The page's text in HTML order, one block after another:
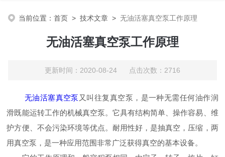
当前位置：首页 >技术文章 >无油活塞真空泵工作原理
无油活塞真空泵工作原理
更新时间：2020-08-24 点击次数：2716
无油活塞真空泵 又叫往复真空泵，是一种无需任何油作润
滑既能运转工作的机械真空泵。它具有结构简单、操作容易、维
护方便、不会污染环境等优点。耐用性好，是抽真空，压缩，两
用真空泵，是一种应用范围非常广泛获得真空的基本设备。